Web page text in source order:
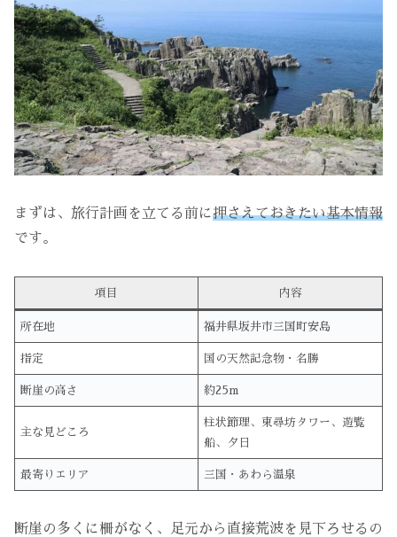
まずは、旅行計画を立てる前に押さえておきたい基本情報
です。
項目 内容
所在地 福井県坂井市三国町安島
指定 国の天然記念物・名勝
断崖の高さ 約25m
主な見どころ
柱状節理、東尋坊タワー、遊覧
船、夕日
最寄りエリア 三国・あわら温泉
断崖の多くに柵がなく、足元から直接荒波を見下ろせるの